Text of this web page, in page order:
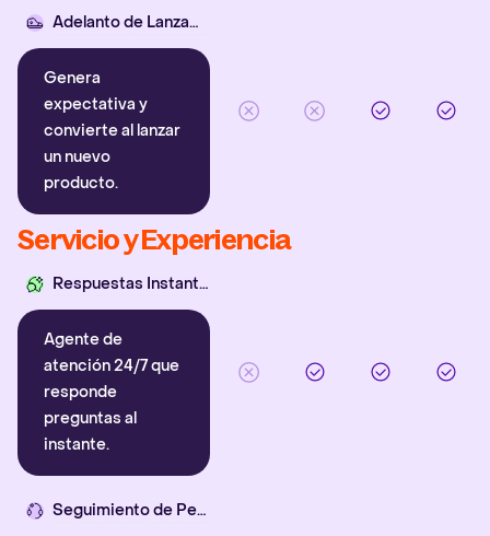
Adelanto de Lanzamiento
Genera
expectativa y
convierte al lanzar
un nuevo
producto.
Servicio y Experiencia
Respuestas Instantáneas
Agente de
atención 24/7 que
responde
preguntas al
instante.
Seguimiento de Pedidos